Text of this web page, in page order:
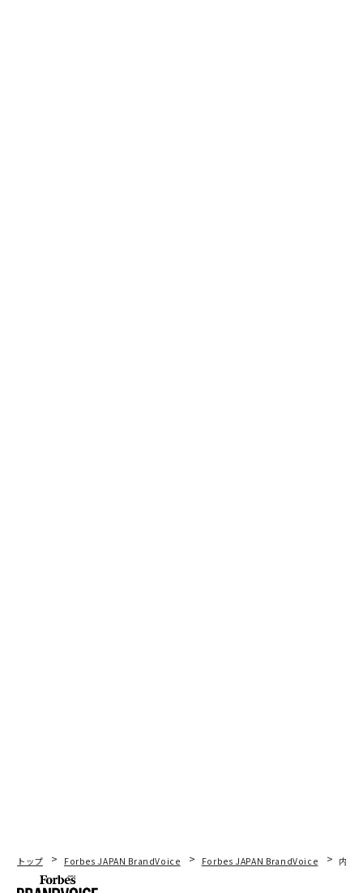
トップ Forbes JAPAN BrandVoice Forbes JAPAN BrandVoice 内製